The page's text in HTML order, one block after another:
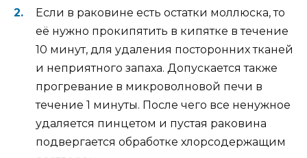
Если в раковине есть остатки моллюска, то
её нужно прокипятить в кипятке в течение
10 минут, для удаления посторонних тканей
и неприятного запаха. Допускается также
прогревание в микроволновой печи в
течение 1 минуты. После чего все ненужное
удаляется пинцетом и пустая раковина
подвергается обработке хлорсодержащим